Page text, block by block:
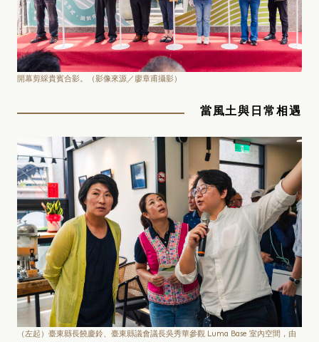
開幕剪綵貴賓合影。（影像來源／廖章甫攝影）
當風土與日常相遇
（左起）臺東縣長饒慶鈴、臺東縣議會議長吳秀華參觀 Luma Base 室內空間，由